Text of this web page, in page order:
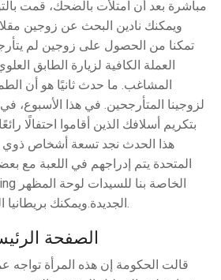
مباشرة بعد أن امتلأت بالضحك، قمت
ويمكنك نادين البحث عن زوجين
تمكنا من الحصول على زوجين لم
العملة الكافية لزيارة الطابق
المشاغب. ما حدث ثانيًا هو أن
لزوجينا المتأرجحين. في هذا الأسبوع، في
بتكريم أسلافك الذين أقاموا احتفالًا
هذا الحدث نجد تسعة أشخاص ذوي
المتحدة يتم إدراجهم في اللعبة مع
الصفحة
قالت الحكومة إن هذه المرأة تواجه